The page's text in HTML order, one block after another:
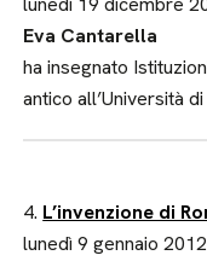
Eva Cantarella
ha insegnato
antico all’Università
4. L’invenzione di
lunedì 9 gennaio 2012